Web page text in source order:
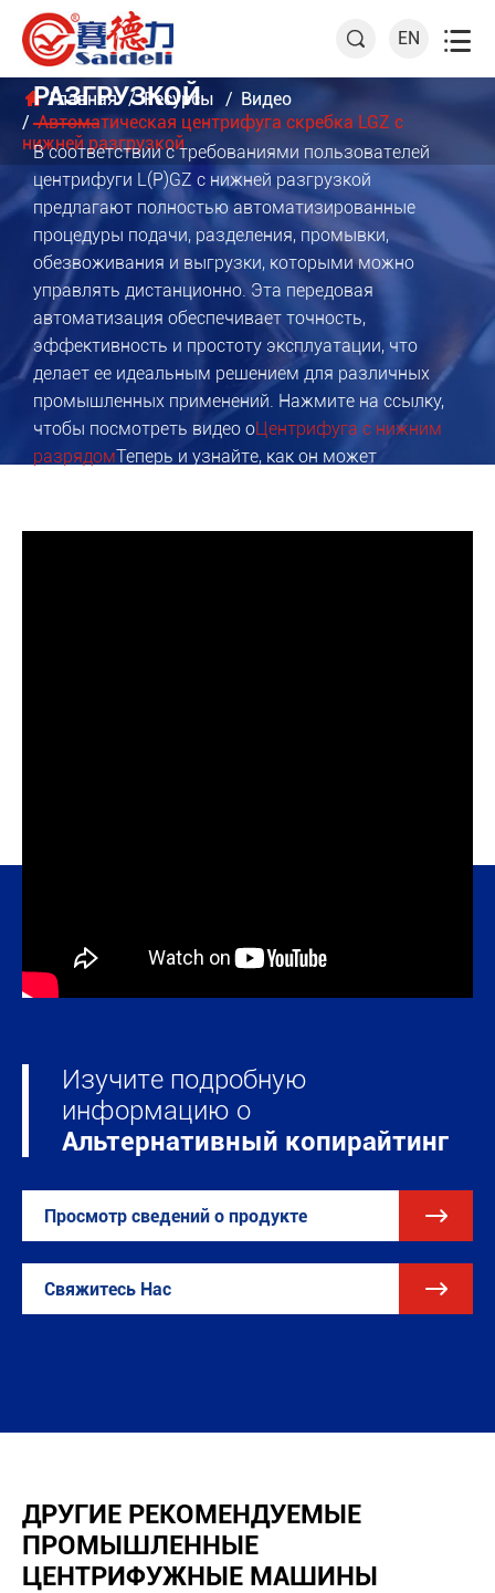
 EN 
Главная Ресурсы
Видео
Автоматическая центрифуга скребка LGZ с
нижней разгрузкой
АВТОМАТИЧЕСКАЯ ЦЕНТРИФУГА
СКРЕБКА LGZ С НИЖНЕЙ
РАЗГРУЗКОЙ
В соответствии с требованиями пользователей
центрифуги L(P)GZ с нижней разгрузкой
предлагают полностью автоматизированные
процедуры подачи, разделения, промывки,
обезвоживания и выгрузки, которыми можно
управлять дистанционно. Эта передовая
автоматизация обеспечивает точность,
эффективность и простоту эксплуатации, что
делает ее идеальным решением для различных
промышленных применений. Нажмите на ссылку,
чтобы посмотреть видео оЦентрифуга с нижним
разрядомТеперь и узнайте, как он может
Изучите подробную
информацию о
Альтернативный копирайтинг
Просмотр сведений о продукте 
Свяжитесь Нас 
ДРУГИЕ РЕКОМЕНДУЕМЫЕ
ПРОМЫШЛЕННЫЕ
ЦЕНТРИФУЖНЫЕ МАШИНЫ